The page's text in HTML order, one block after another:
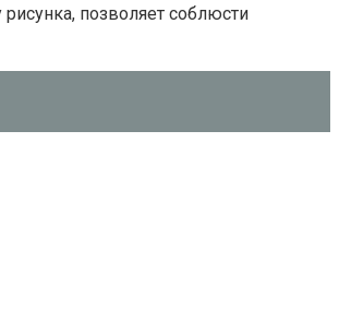
позволяет соблюсти